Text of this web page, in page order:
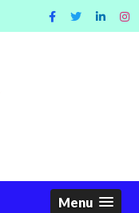
Menu